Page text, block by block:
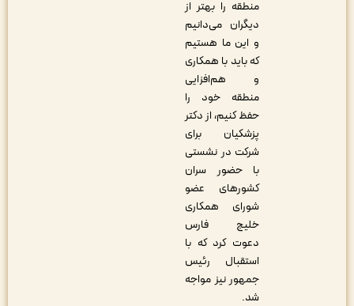
منطقه را بهتر از
دیگران می‌دانیم
و این ما هستیم
که باید با همکاری
و هم‌افزایی
منطقه خود را
حفظ کنیم، از دکتر
پزشکیان برای
شرکت در نشستی
با حضور سران
کشورهای عضو
شورای همکاری
خلیج فارس
دعوت کرد که با
استقبال رئیس
جمهور نیز مواجه